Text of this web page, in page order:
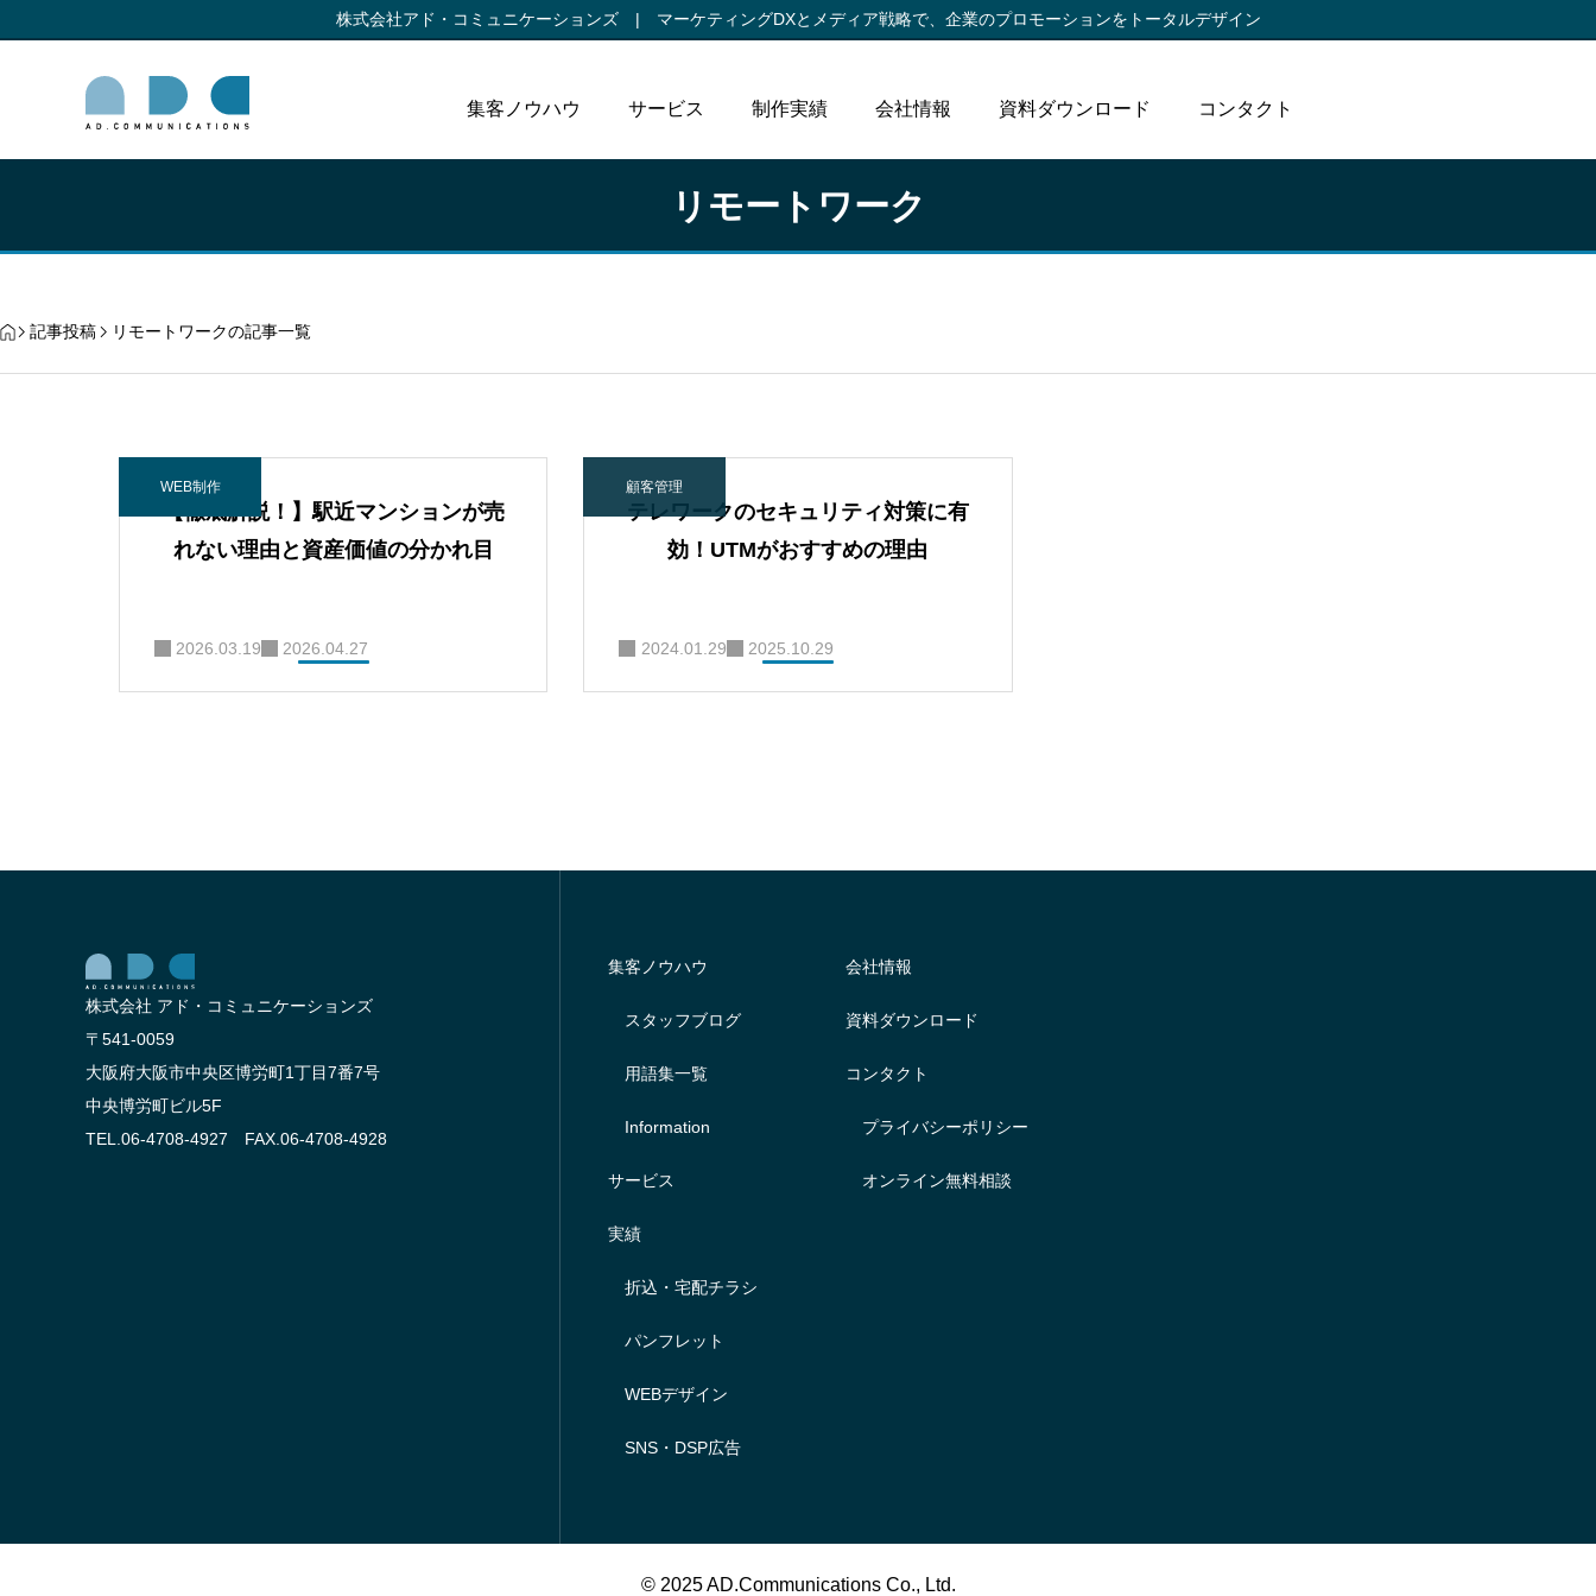
株式会社アド・コミュニケーションズ | マーケティングDXとメディア戦略で、 企業のプロモーションをトータルデザイン
集客ノウハウ サービス 制作実績 会社情報 資料ダウンロード コンタクト
リモートワーク
記事投稿 リモートワークの記事一覧
WEB制作
【徹底解説！】駅近マンションが売
れない理由と資産価値の分かれ目
2026.03.19 2026.04.27
顧客管理
テレワークのセキュリティ対策に有
効！UTMがおすすめの理由
2024.01.29 2025.10.29
株式会社 アド・コミュニケーションズ
〒541-0059
大阪府大阪市中央区博労町1丁目7番7号
中央博労町ビル5F
TEL.06-4708-4927 FAX.06-4708-4928
集客ノウハウ
スタッフブログ
用語集一覧
Information
サービス
実績
折込・宅配チラシ
パンフレット
WEBデザイン
SNS・DSP広告
会社情報
資料ダウンロード
コンタクト
プライバシーポリシー
オンライン無料相談
© 2025 AD.Communications Co., Ltd.